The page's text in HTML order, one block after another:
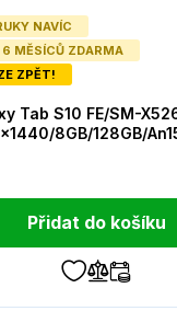
NAVÍC
MĚSÍCŮ ZDARMA
ZPĚT!
Tab S10 FE/SM-
8GB/128GB/
Přidat do košíku